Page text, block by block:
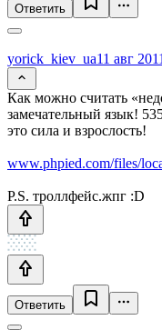
Ответить
yorick_kiev_ua11 авг
Как можно считать
замечательный язык!
это сила и взрослость!
www.phpied.com/files/
P.S. троллфейс.жпг :D
Ответить